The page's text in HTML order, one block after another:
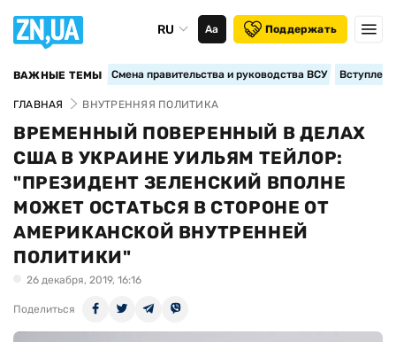
RU Аа Поддержать
ВАЖНЫЕ ТЕМЫ Смена правительства и руководства ВСУ
ГЛАВНАЯ ВНУТРЕННЯЯ ПОЛИТИКА
ВРЕМЕННЫЙ ПОВЕРЕННЫЙ В ДЕЛАХ
США В УКРАИНЕ УИЛЬЯМ ТЕЙЛОР:
"ПРЕЗИДЕНТ ЗЕЛЕНСКИЙ ВПОЛНЕ
МОЖЕТ ОСТАТЬСЯ В СТОРОНЕ ОТ
АМЕРИКАНСКОЙ ВНУТРЕННЕЙ
ПОЛИТИКИ"
26 декабря, 2019, 16:16
Поделиться